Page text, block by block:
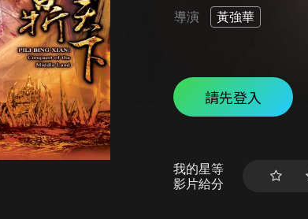
導演 黃強華
請先登入
我的星等
影片給分